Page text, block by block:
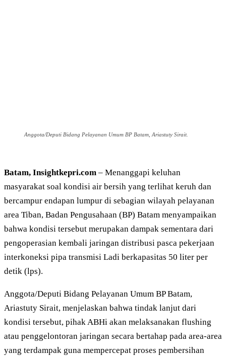
Anggota/Deputi Bidang Pelayanan Umum BP Batam, Ariastuty Sirait.
Batam, Insightkepri.com – Menanggapi keluhan
masyarakat soal kondisi air bersih yang terlihat keruh dan
bercampur endapan lumpur di sebagian wilayah pelayanan
area Tiban, Badan Pengusahaan (BP) Batam menyampaikan
bahwa kondisi tersebut merupakan dampak sementara dari
pengoperasian kembali jaringan distribusi pasca pekerjaan
interkoneksi pipa transmisi Ladi berkapasitas 50 liter per
detik (lps).
Anggota/Deputi Bidang Pelayanan Umum BP Batam,
Ariastuty Sirait, menjelaskan bahwa tindak lanjut dari
kondisi tersebut, pihak ABHi akan melaksanakan flushing
atau penggelontoran jaringan secara bertahap pada area-area
yang terdampak guna mempercepat proses pembersihan